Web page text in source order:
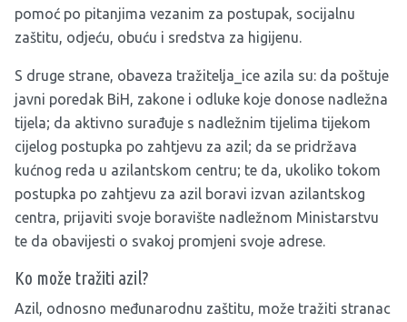
pomoć po pitanjima vezanim za postupak, socijalnu
zaštitu, odjeću, obuću i sredstva za higijenu.
S druge strane, obaveza tražitelja_ice azila su: da poštuje
javni poredak BiH, zakone i odluke koje donose nadležna
tijela; da aktivno surađuje s nadležnim tijelima tijekom
cijelog postupka po zahtjevu za azil; da se pridržava
kućnog reda u azilantskom centru; te da, ukoliko tokom
postupka po zahtjevu za azil boravi izvan azilantskog
centra, prijaviti svoje boravište nadležnom Ministarstvu
te da obavijesti o svakoj promjeni svoje adrese.
Ko može tražiti azil?
Azil, odnosno međunarodnu zaštitu, može tražiti stranac